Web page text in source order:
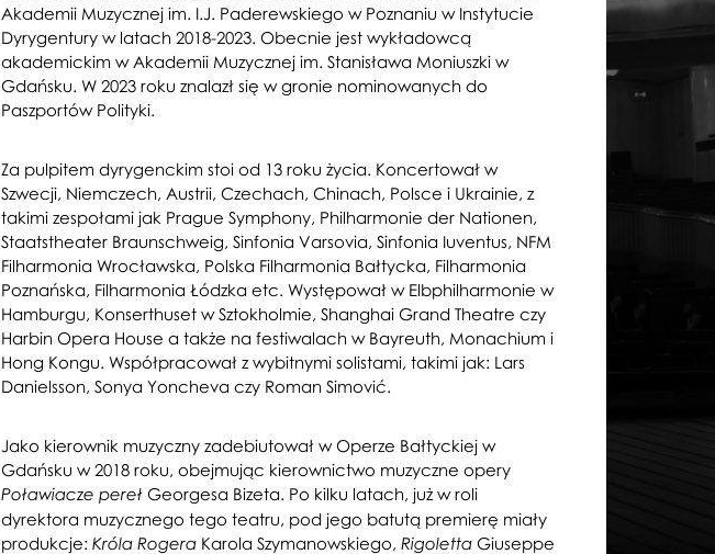
Akademii Muzycznej im. I.J. Paderewskiego w Poznaniu w Instytucie
Dyrygentury w latach 2018-2023. Obecnie jest wykładowcą
akademickim w Akademii Muzycznej im. Stanisława Moniuszki w
Gdańsku. W 2023 roku znalazł się w gronie nominowanych do
Paszportów Polityki.
Za pulpitem dyrygenckim stoi od 13 roku życia. Koncertował w
Szwecji, Niemczech, Austrii, Czechach, Chinach, Polsce i Ukrainie, z
takimi zespołami jak Prague Symphony, Philharmonie der Nationen,
Staatstheater Braunschweig, Sinfonia Varsovia, Sinfonia Iuventus, NFM
Filharmonia Wrocławska, Polska Filharmonia Bałtycka, Filharmonia
Poznańska, Filharmonia Łódzka etc. Występował w Elbphilharmonie w
Hamburgu, Konserthuset w Sztokholmie, Shanghai Grand Theatre czy
Harbin Opera House a także na festiwalach w Bayreuth, Monachium i
Hong Kongu. Współpracował z wybitnymi solistami, takimi jak: Lars
Danielsson, Sonya Yoncheva czy Roman Simović.
Jako kierownik muzyczny zadebiutował w Operze Bałtyckiej w
Gdańsku w 2018 roku, obejmując kierownictwo muzyczne opery
Poławiacze perełGeorgesa Bizeta. Po kilku latach, już w roli
dyrektora muzycznego tego teatru, pod jego batutą premierę miały
produkcje: Króla RogeraKarola Szymanowskiego, Rigoletta Giuseppe